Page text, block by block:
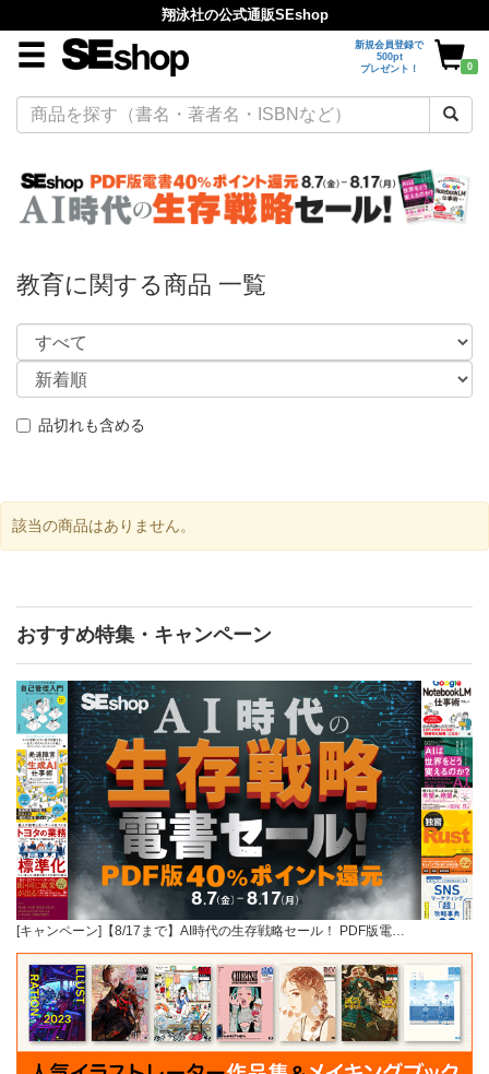
翔泳社の公式通販SEshop
新規会員登録で
500pt
プレゼント！
0
教育に関する商品 一覧
品切れも含める
該当の商品はありません。
おすすめ特集・キャンペーン
[キャンペーン]【8/17まで】AI時代の生存戦略セール！ PDF版電…